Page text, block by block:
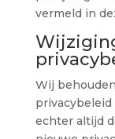
vermeld in
Wij
echter altijd